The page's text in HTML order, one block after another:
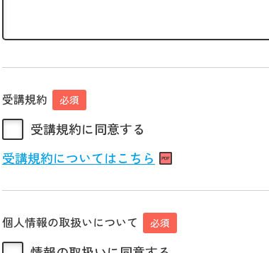
受講規約 必須
受講規約に同意する
受講規約についてはこちら
個人情報の取扱いについて 必須